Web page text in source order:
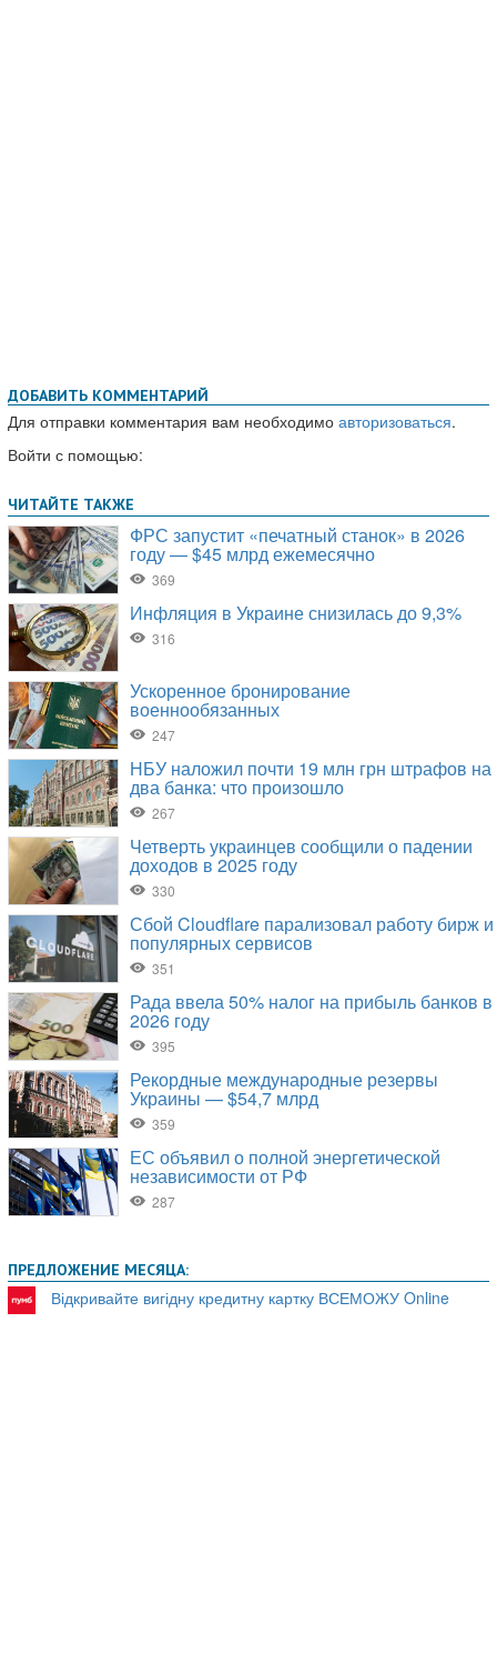
ДОБАВИТЬ КОММЕНТАРИЙ
Для отправки комментария вам необходимо авторизоваться.
Войти с помощью:
ПРЕДЛОЖЕНИЕ МЕСЯЦА:
Відкривайте вигідну кредитну картку ВСЕМОЖУ Online